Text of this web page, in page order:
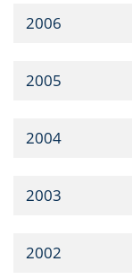
2006
2005
2004
2003
2002